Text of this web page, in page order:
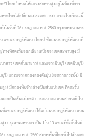
ะปิ โดยกำหนดให้แขวงสะพานสูงอยู่ในท้องที่การ
าดไทยได้เปลี่ยนแปลงเขตการปกครองในบริเวณนี้
ในวันที่ 26 กรกฎาคม พ.ศ. 2560 กรุงเทพมหานคร
น แขวงราษฎร์พัฒนา โดยนำชื่อถนนราษฎร์พัฒนาที่
างทิศตะวันออกเฉียงเหนือของเขตสะพานสูง มี
ายาว (เขตคันนายาว) และแขวงมีนบุรี (เขตมีนบุรี)
รี) และแขวงคลองสองต้นนุ่น (เขตลาดกระบัง) มี
ง) มีคลองทับช้างล่างเป็นเส้นแบ่งเขต ทิศตะวัน
กเป็นเส้นแบ่งเขต การคมนาคม ถนนสายหลักใน
ที่แขวงราษฎร์พัฒนา ได้แก่ ถนนราษฎร์พัฒนา ถนน
ง กรุงเทพมหานคร เป็น 1 ใน 13 แขวงที่ตั้งขึ้นใหม่
กรกฎาคม พ.ศ. 2560 สภาพพื้นที่โดยทั่วไปเป็นเขต